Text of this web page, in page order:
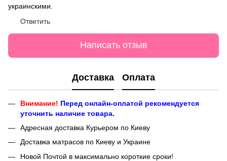
украинскими.
Ответить
Написать отзыв
Доставка Оплата
Внимание! Перед онлайн-оплатой рекомендуется
уточнить наличие товара.
Адресная доставка Курьером по Киеву
Доставка матрасов по Киеву и Украине
Новой Почтой в максимально короткие сроки!